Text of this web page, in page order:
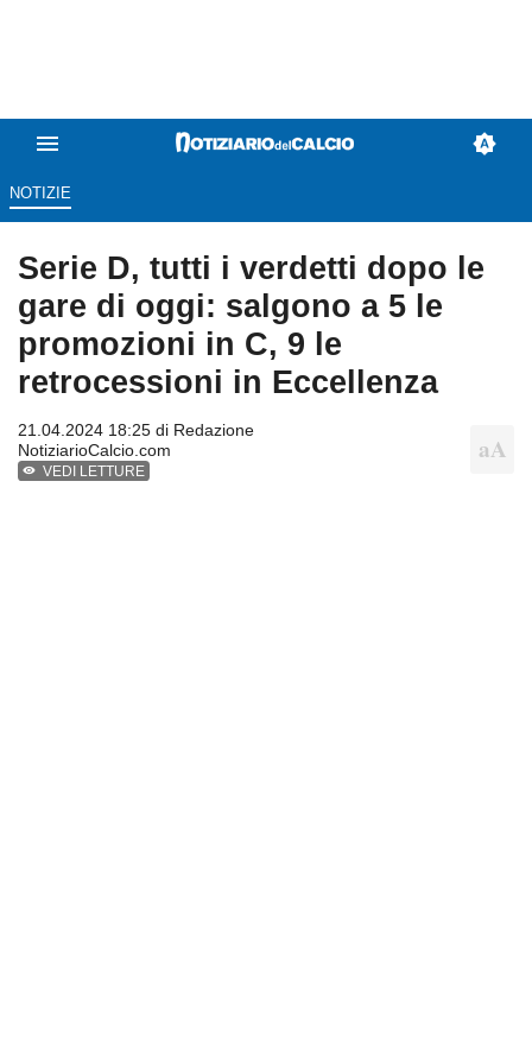
NOTIZIE
Serie D, tutti i verdetti dopo le
gare di oggi: salgono a 5 le
promozioni in C, 9 le
retrocessioni in Eccellenza
21.04.2024 18:25 di Redazione
NotiziarioCalcio.com
VEDI LETTURE